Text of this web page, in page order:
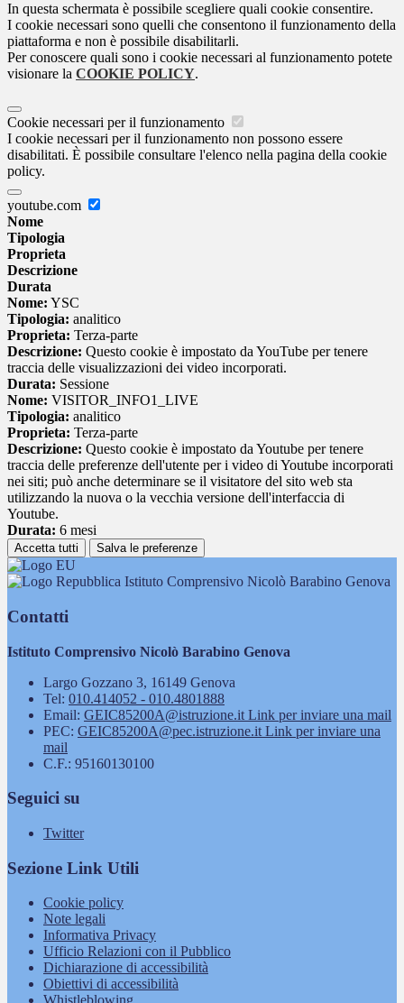
In questa schermata è possibile scegliere quali cookie consentire.
I cookie necessari sono quelli che consentono il funzionamento della
piattaforma e non è possibile disabilitarli.
Per conoscere quali sono i cookie necessari al funzionamento potete
visionare la COOKIE POLICY.
Cookie necessari per il funzionamento
I cookie necessari per il funzionamento non possono essere
disabilitati. È possibile consultare l'elenco nella pagina della cookie
policy.
youtube.com
Nome
Tipologia
Proprieta
Descrizione
Durata
Nome: YSC
Tipologia: analitico
Proprieta: Terza-parte
Descrizione: Questo cookie è impostato da YouTube per tenere
traccia delle visualizzazioni dei video incorporati.
Durata: Sessione
Nome: VISITOR_INFO1_LIVE
Tipologia: analitico
Proprieta: Terza-parte
Descrizione: Questo cookie è impostato da Youtube per tenere
traccia delle preferenze dell'utente per i video di Youtube incorporati
nei siti; può anche determinare se il visitatore del sito web sta
utilizzando la nuova o la vecchia versione dell'interfaccia di
Youtube.
Durata: 6 mesi
Accetta tutti Salva le preferenze
Istituto Comprensivo Nicolò Barabino Genova
Contatti
Istituto Comprensivo Nicolò Barabino Genova
Largo Gozzano 3, 16149 Genova
Tel: 010.414052 - 010.4801888
Email: GEIC85200A@istruzione.it Link per inviare una mail
PEC: GEIC85200A@pec.istruzione.it Link per inviare una
mail
C.F.: 95160130100
Seguici su
Twitter
Sezione Link Utili
Cookie policy
Note legali
Informativa Privacy
Ufficio Relazioni con il Pubblico
Dichiarazione di accessibilità
Obiettivi di accessibilità